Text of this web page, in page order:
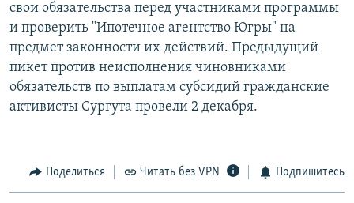
свои обязательства перед участниками программы
и проверить "Ипотечное агентство Югры" на
предмет законности их действий. Предыдущий
пикет против неисполнения чиновниками
обязательств по выплатам субсидий гражданские
активисты Сургута провели 2 декабря.
Поделиться Читать без VPN Подпишитесь